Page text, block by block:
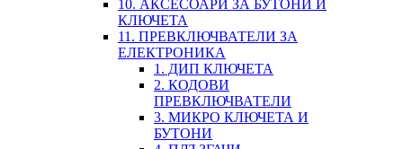
10. АКСЕСОАРИ ЗА БУТОНИ И
КЛЮЧЕТА
11. ПРЕВКЛЮЧВАТЕЛИ ЗА
ЕЛЕКТРОНИКА
1. ДИП КЛЮЧЕТА
2. КОДОВИ
ПРЕВКЛЮЧВАТЕЛИ
3. МИКРО КЛЮЧЕТА И
БУТОНИ